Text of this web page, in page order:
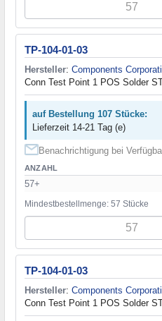
TP-104-01-03
Hersteller: Components
Conn Test Point 1 POS Solder
auf Bestellung 107 Stücke:
Lieferzeit 14-21 Tag (e)
Benachrichtigung bei
ANZAHL
57+
Mindestbestellmenge: 57 Stücke
TP-104-01-03
Hersteller: Components
Conn Test Point 1 POS Solder